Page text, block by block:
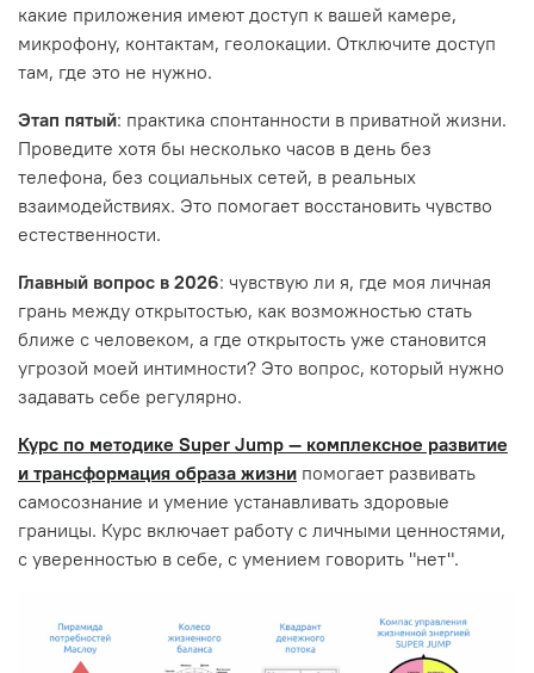
какие приложения имеют доступ к вашей камере,
микрофону, контактам, геолокации. Отключите доступ
там, где это не нужно.
Этап пятый: практика спонтанности в приватной жизни.
Проведите хотя бы несколько часов в день без
телефона, без социальных сетей, в реальных
взаимодействиях. Это помогает восстановить чувство
естественности.
Главный вопрос в 2026: чувствую ли я, где моя личная
грань между открытостью, как возможностью стать
ближе с человеком, а где открытость уже становится
угрозой моей интимности? Это вопрос, который нужно
задавать себе регулярно.
Курс по методике Super Jump — комплексное развитие
и трансформация образа жизни помогает развивать
самосознание и умение устанавливать здоровые
границы. Курс включает работу с личными ценностями,
с уверенностью в себе, с умением говорить "нет".